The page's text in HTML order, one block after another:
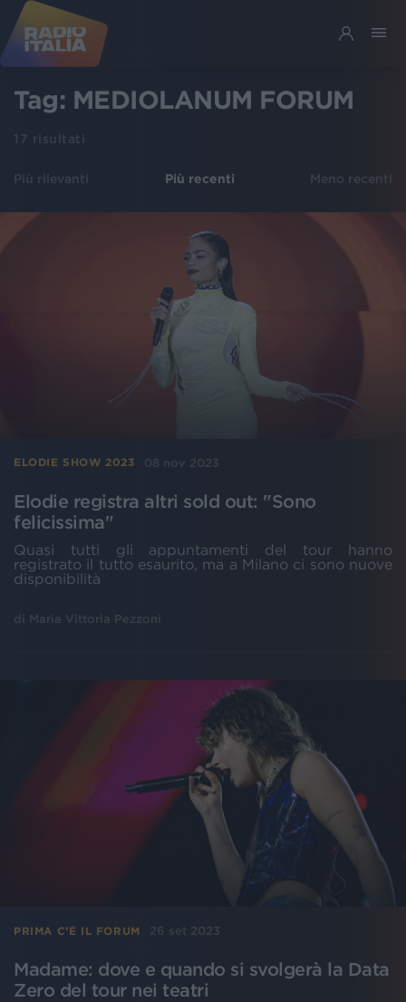
Tag: MEDIOLANUM FORUM
17 risultati
Più rilevanti Più recenti Meno recenti
ELODIE SHOW 2023 08 nov 2023
Elodie registra altri sold out: "Sono
felicissima"
Quasi tutti gli appuntamenti del tour hanno
registrato il tutto esaurito, ma a Milano ci sono nuove
disponibilità
di Maria Vittoria Pezzoni
PRIMA C’È IL FORUM 26 set 2023
Madame: dove e quando si svolgerà la Data
Zero del tour nei teatri